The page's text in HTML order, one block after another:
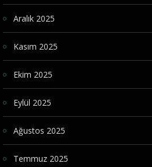
Aralık 2025
Kasım 2025
Ekim 2025
Eylül 2025
Ağustos 2025
Temmuz 2025